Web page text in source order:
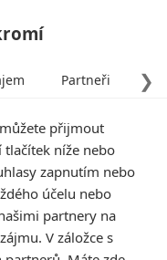
vlastní
se
❯
Partneři
přijmout
níže nebo
zapnutím nebo
účelu nebo
partnery na
V záložce s